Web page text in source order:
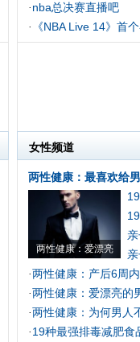
· nba总决赛直播吧
· 《NBA Live 14》首
女性频道
两性健康：最喜欢给
两性健康：爱漂亮
·两性健康：产后6周
·两性健康：爱漂亮的
·两性健康：为何男人
· 19种最强排毒减肥食